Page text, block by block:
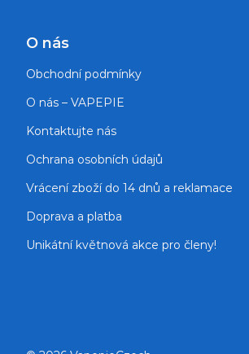
O nás
Obchodní podmínky
O nás – VAPEPIE
Kontaktujte nás
Ochrana osobních údajů
Vrácení zboží do 14 dnů a reklamace
Doprava a platba
Unikátní květnová akce pro členy!